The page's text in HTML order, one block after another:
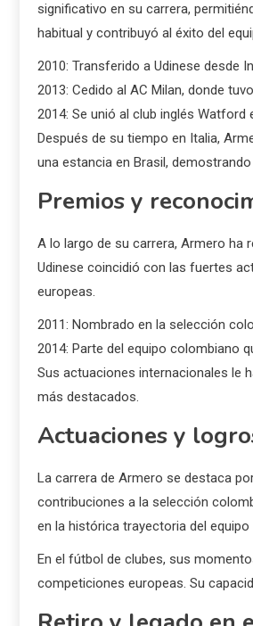
significativo en su carrera,
habitual y contribuyó al éxito del
2010: Transferido a Udinese desde
2013: Cedido al AC Milan, donde
2014: Se unió al club inglés
Después de su tiempo en Italia,
una estancia en Brasil,
Premios y
A lo largo de su carrera, Armero ha
Udinese coincidió con las fuertes
europeas.
2011: Nombrado en la selección
2014: Parte del equipo colombiano
Sus actuaciones internacionales le
más destacados.
Actuaciones y
La carrera de Armero se destaca
contribuciones a la selección
en la histórica trayectoria del
En el fútbol de clubes, sus
competiciones europeas. Su